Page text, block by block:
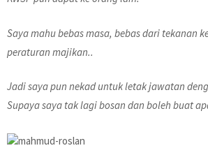
Saya mahu bebas masa, bebas dari tekanan
peraturan majikan..
Jadi saya pun nekad untuk letak jawatan
Supaya saya tak lagi bosan dan boleh buat